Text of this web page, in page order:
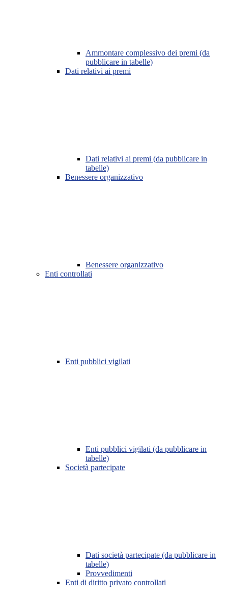
Ammontare complessivo dei premi (da
pubblicare in tabelle)
Dati relativi ai premi
Dati relativi ai premi (da pubblicare in
tabelle)
Benessere organizzativo
Benessere organizzativo
Enti controllati
Enti pubblici vigilati
Enti pubblici vigilati (da pubblicare in
tabelle)
Società partecipate
Dati società partecipate (da pubblicare in
tabelle)
Provvedimenti
Enti di diritto privato controllati